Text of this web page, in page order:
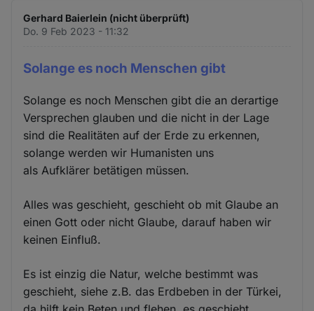
Gerhard Baierlein (nicht überprüft)
Do. 9 Feb 2023 - 11:32
Solange es noch Menschen gibt
Solange es noch Menschen gibt die an derartige
Versprechen glauben und die nicht in der Lage
sind die Realitäten auf der Erde zu erkennen,
solange werden wir Humanisten uns
als Aufklärer betätigen müssen.
Alles was geschieht, geschieht ob mit Glaube an
einen Gott oder nicht Glaube, darauf haben wir
keinen Einfluß.
Es ist einzig die Natur, welche bestimmt was
geschieht, siehe z.B. das Erdbeben in der Türkei,